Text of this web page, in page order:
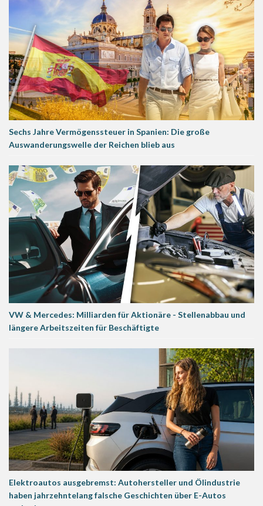
Sechs Jahre Vermögenssteuer in Spanien: Die große
Auswanderungswelle der Reichen blieb aus
VW & Mercedes: Milliarden für Aktionäre - Stellenabbau und
längere Arbeitszeiten für Beschäftigte
Elektroautos ausgebremst: Autohersteller und Ölindustrie
haben jahrzehntelang falsche Geschichten über E-Autos